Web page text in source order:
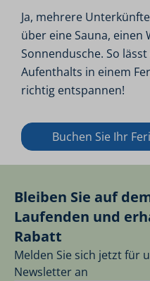
Ja, mehrere
über eine Sauna,
Sonnendusche. So
Aufenthalts in einem
richtig entspannen!
Buchen Sie Ihr
Bleiben Sie auf
Laufenden und
Rabatt
Melden Sie sich jetzt für
Newsletter an